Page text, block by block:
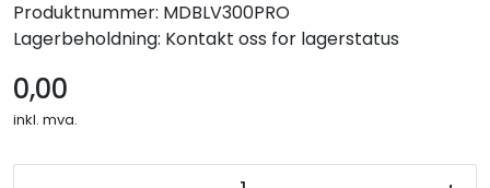
Produktnummer: MDBLV300PRO
Lagerbeholdning: Kontakt oss for lagerstatus
0,00
inkl. mva.